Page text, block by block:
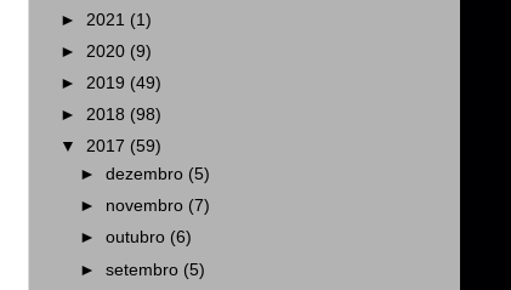
► 2021 (1)
► 2020 (9)
► 2019 (49)
► 2018 (98)
▼ 2017 (59)
►dezembro (5)
► novembro (7)
►outubro (6)
►setembro (5)